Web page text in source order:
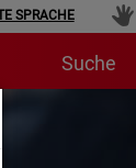
SPRACHE
Suche